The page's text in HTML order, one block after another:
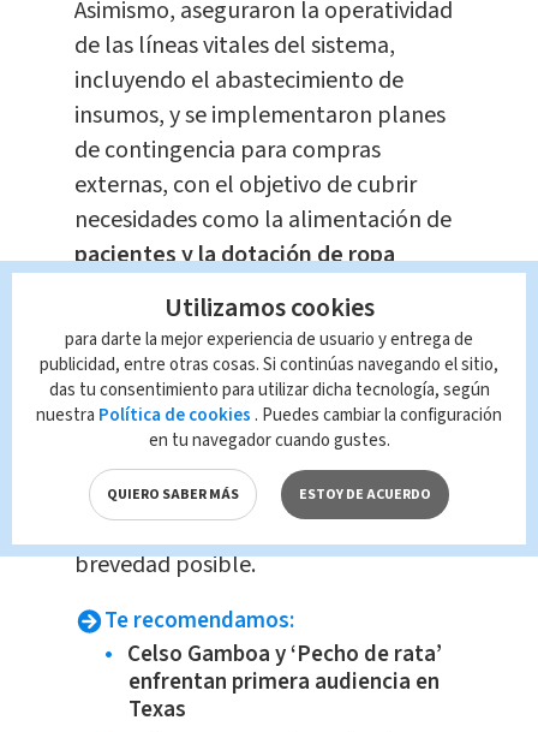
Asimismo, aseguraron la operatividad
de las líneas vitales del sistema,
incluyendo el abastecimiento de
insumos, y se implementaron planes
de contingencia para compras
externas, con el objetivo de cubrir
necesidades como la alimentación de
pacientes y la dotación de ropa
hospitalaria.
La institución reiteró el llamado a la
población para queasista a sus citas
médicas programadas.En caso de
cancelaciones, los centros de salud
indicaron que se tomarán las acciones
necesarias para reprogramarlas a la
brevedad posible.
Te recomendamos:
Celso Gamboa y ‘Pecho de rata’
enfrentan primera audiencia en
Texas
Utilizamos cookies
para darte la mejor experiencia de usuario y entrega de
publicidad, entre otras cosas. Si continúas navegando el sitio,
das tu consentimiento para utilizar dicha tecnología, según
nuestra Política de cookies . Puedes cambiar la configuración
en tu navegador cuando gustes.
QUIERO SABER MÁS ESTOY DE ACUERDO